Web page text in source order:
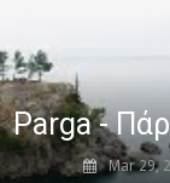
Parga -
Mar 29,